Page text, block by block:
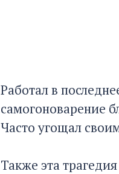
Работал в
самогоноварение
Часто угощал
Также эта